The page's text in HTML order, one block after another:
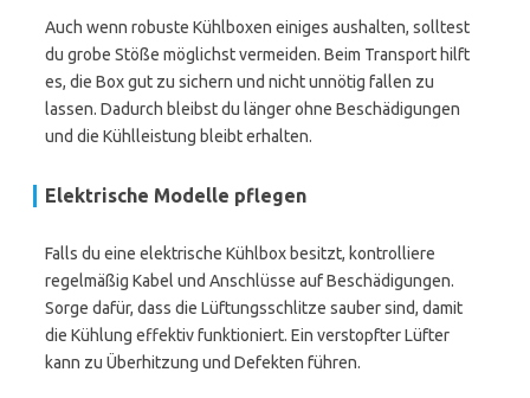
Auch wenn robuste Kühlboxen einiges aushalten, solltest
du grobe Stöße möglichst vermeiden. Beim Transport hilft
es, die Box gut zu sichern und nicht unnötig fallen zu
lassen. Dadurch bleibst du länger ohne Beschädigungen
und die Kühlleistung bleibt erhalten.
Elektrische Modelle pflegen
Falls du eine elektrische Kühlbox besitzt, kontrolliere
regelmäßig Kabel und Anschlüsse auf Beschädigungen.
Sorge dafür, dass die Lüftungsschlitze sauber sind, damit
die Kühlung effektiv funktioniert. Ein verstopfter Lüfter
kann zu Überhitzung und Defekten führen.